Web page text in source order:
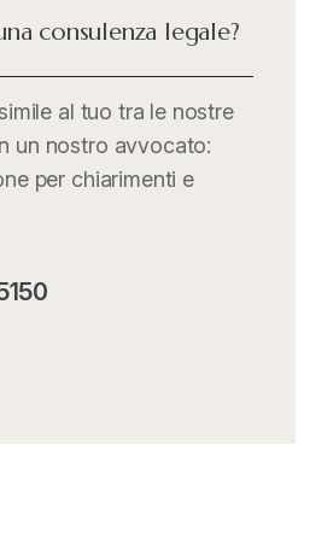
consulenza legale?
al tuo tra le nostre
un nostro avvocato:
per chiarimenti e